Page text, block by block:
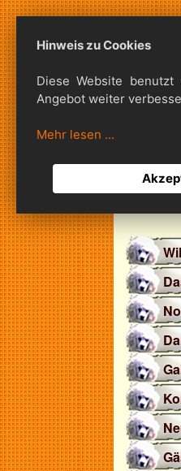
Hinweis zu Cookies
Diese Website
Angebot weiter
Mehr lesen ...